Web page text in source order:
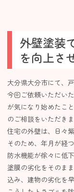
外壁塗装
を向上さ
大分県大分市にて、
今回ご依頼いただい
が気になり始めたこ
のご相談をいただきま
住宅の外壁は、日々
そのため、年月が経
防水機能が徐々に低
塗膜の劣化をそのま
込み、建物の劣化を